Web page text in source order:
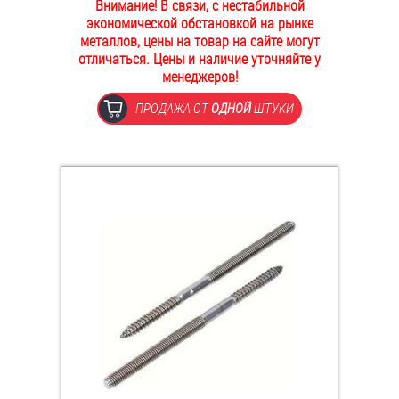
ОПЛАТА И ДОСТАВКА
НАШИ МАГАЗИНЫ
Втулки
Дюймовый крепёж
Крюки, кольца с метрической резьбой
Крюки, кольца с шурупной резьбой
Внимание! В связи, с нестабильной
экономической обстановкой на рынке
металлов, цены на товар на сайте могут
отличаться. Цены и наличие уточняйте у
менеджеров!
ПРОДАЖА ОТОДНОЙШТУКИ